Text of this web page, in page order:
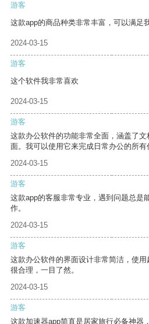
游客
这款app的商品种类非常丰富，可以满足
2024-03-15
游客
这个软件我非常喜欢
2024-03-15
游客
这款办公软件的功能非常全面，涵盖了
面。我可以使用它来完成日常办公的所有
2024-03-15
游客
这款app的客服非常专业，遇到问题总是
作。
2024-03-15
游客
这款办公软件的界面设计非常简洁，使
很合理，一目了然。
2024-03-15
游客
这款加速器app简直是居家旅行必备神器